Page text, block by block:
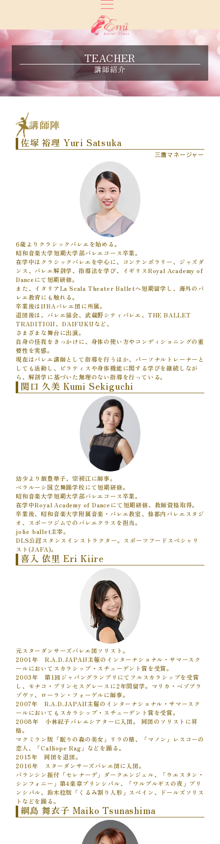
TEACHER
講師紹介
講師陣
佐塚 裕理 Yuri Satsuka
三鷹マネージャー
6歳よりクラシックバレエを始める。
昭和音楽大学短期大学部バレエコース卒業。
在学中はクラシックバレエを中心に、コンテンポラリー、ジャズダ
ンス、バレエ解剖学、指導法を学び、イギリスRoyal Academy of
Danceにて短期研修。
また、イタリアLa Scala Theater Balletへ短期留学し、海外のバ
レエ教育にも触れる。
卒業後はNBAバレエ団に所属。
退団後は、バレエ協会、武蔵野シティバレエ、THE BALLET
TRADITION、DAIFUKUなど、
さまざまな舞台に出演。
自身の怪我をきっかけに、身体の使い方やコンディショニングの重
要性を実感。
現在はバレエ講師として指導を行うほか、パーソナルトレーナーと
しても活動し、ピラティスや身体機能に関する学びを継続しなが
ら、解剖学に基づいた無理のない指導を行っている。
関口 久美 Kumi Sekiguchi
幼少より飯豊準子、宗昶江に師事。
ベラルーシ国立舞踊学校にて短期研修。
昭和音楽大学短期大学部バレエコース卒業。
在学中Royal Academy of Danceにて短期研修、教師資格取得。
卒業後、昭和音楽大学附属音楽・バレエ教室、他都内バレエスタジ
オ、スポーツジムでのバレエクラスを担当。
jolie ballet主宰。
DLS公認スタンスインストラクター。スポーツフードスペシャリ
スト(JAFA)。
喜入 依里 Eri Kiire
元スターダンサーズバレエ団ソリスト。
2001年 R.A.D.JAPAN主催のインターナショナル・サマースク
ールにおいてスカラシップ・スチューデント賞を受賞。
2003年 第1回ジャパングランプリにてフルスカラシップを受賞
し、モナコ・プリンセスグレースに2年間留学。マリカ・ベゾブラ
ゾヴァ、ローラン・フォーゲルに師事。
2007年 R.A.D.JAPAN主催のインターナショナル・サマースク
ールにおいてもスカラシップ・スチューデント賞を受賞。
2008年 小林紀子バレエシアターに入団。 同団のソリストに昇
格。
マクミラン版「眠りの森の美女」リラの精、「マノン」レスコーの
恋人、「Calliope Rag」などを踊る。
2015年 同団を退団。
2016年 スターダンサーズバレエ団に入団。
バランシン振付「セレナーデ」ダークエンジェル、「ウエスタン・
シンフォニー」第4楽章プリンシパル、「ワルプルギスの夜」プリ
ンシパル、鈴木稔版「くるみ割り人形」スペイン、ドールズソリス
トなどを踊る。
綱島 舞衣子 Maiko Tsunashima